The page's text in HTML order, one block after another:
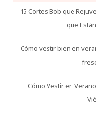
15 Cortes Bob que
que
Cómo vestir bien en
Cómo Vestir en